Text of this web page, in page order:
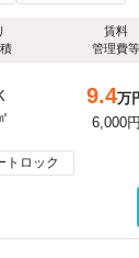
賃料
管理費等
9.4万
6,000円
トロック